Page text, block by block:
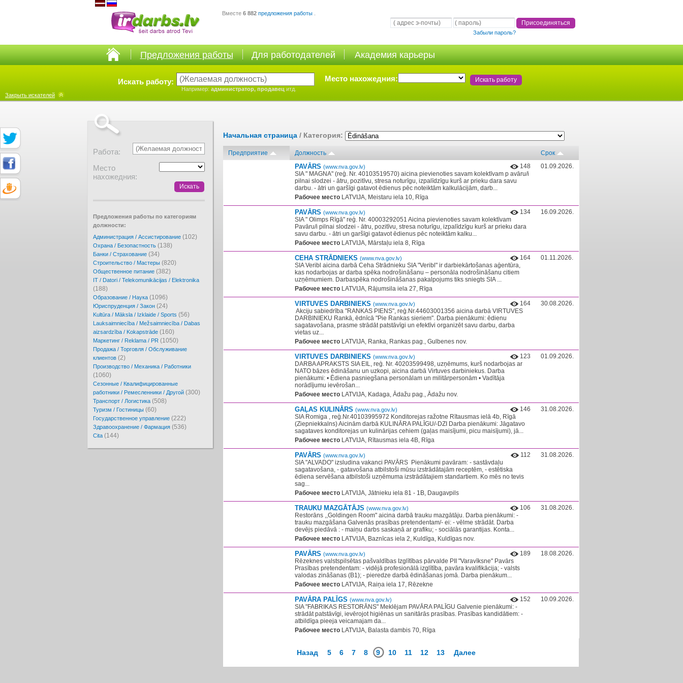
Вместе 6 882 предложения работы
Забыли пароль?
Предложения работы Для работодателей Академия карьеры
Искать работу:
Например: администратор, продавец итд.
Место нахожедния:
Закрыть искателей
Работа:
Место
нахожедния:
Предложения работы по категориям
должности:
Администрация / Ассистирование (102)
Охрана / Безопастность (138)
Банки / Страхование (34)
Cтроительство / Мастеры (820)
Oбщественное питание (382)
IT / Datori / Telekomunikācijas / Elektronika
(188)
Образование / Наука (1096)
Юриспруденция / Закон (24)
Kultūra / Māksla / Izklaide / Sports (56)
Lauksaimniecība / Mežsaimniecība / Dabas
aizsardzība / Kokapstrāde (160)
Маркетинг / Reklama / PR (1050)
Продажа / Торговля / Обслуживание
клиентов (2)
Производство / Механика / Работники
(1060)
Сезонные / Квалифицированные
работники / Ремесленники / Другой (300)
Транспорт / Логистика (508)
Туризм / Гостиницы (60)
Государственное управление (222)
Здравоохранение / Фармация (536)
Cita (144)
Начальная страница / Категория:
Предприятие Должность Срок
PAVĀRS (www.nva.gov.lv)
148
SIA " MAGNA" (reģ. Nr. 40103519570) aicina pievienoties savam kolektīvam p avāru/i
pilnai slodzei - ātru, pozitīvu, stresa noturīgu, izpalīdzīgu kurš ar prieku dara savu
darbu. - ātri un garšīgi gatavot ēdienus pēc noteiktām kalkulācijām, darb...
Рабочее место LATVIJA, Meistaru iela 10, Rīga
01.09.2026.
PAVĀRS (www.nva.gov.lv)
134
SIA " Olimps Rīgā" reģ. Nr. 40003292051 Aicina pievienoties savam kolektīvam
Pavāru/i pilnai slodzei - ātru, pozitīvu, stresa noturīgu, izpalīdzīgu kurš ar prieku dara
savu darbu. - ātri un garšīgi gatavot ēdienus pēc noteiktām kalku...
Рабочее место LATVIJA, Mārstaļu iela 8, Rīga
16.09.2026.
CEHA STRĀDNIEKS (www.nva.gov.lv)
164
SIA Veribl aicina darbā Ceha Strādnieku SIA "Veribl" ir darbiekārtošanas aģentūra,
kas nodarbojas ar darba spēka nodrošināšanu – personāla nodrošināšanu citiem
uzņēmumiem. Darbaspēka nodrošināšanas pakalpojums tiks sniegts SIA ...
Рабочее место LATVIJA, Rājumsila iela 27, Rīga
01.11.2026.
VIRTUVES DARBINIEKS (www.nva.gov.lv)
164
​ Akciju sabiedrība "RANKAS PIENS", reģ.Nr.44603001356 aicina darbā VIRTUVES
DARBINIEKU Rankā, ēdnīcā "Pie Rankas sieriem". Darba pienākumi: ēdienu
sagatavošana, prasme strādāt patstāvīgi un efektīvi organizēt savu darbu, darba
vietas uz...
Рабочее место LATVIJA, Ranka, Rankas pag., Gulbenes nov.
30.08.2026.
VIRTUVES DARBINIEKS (www.nva.gov.lv)
123
DARBA APRAKSTS SIA EIL, reģ. Nr. 40203599498, uzņēmums, kurš nodarbojas ar
NATO bāzes ēdināšanu un uzkopi, aicina darbā Virtuves darbiniekus. Darba
pienākumi: • Ēdiena pasniegšana personālam un militārpersonām • Vadītāja
norādījumu ievērošan...
Рабочее место LATVIJA, Kadaga, Ādažu pag., Ādažu nov.
01.09.2026.
GAĻAS KULINĀRS (www.nva.gov.lv)
146
SIA Romiga , reģ.Nr.40103995972 Konditorejas ražotne Rītausmas ielā 4b, Rīgā
(Ziepniekkalns) Aicinām darbā KULINĀRA PALĪGU/-DZI Darba pienākumi: Jāgatavo
sagataves konditorejas un kulinārijas cehiem (gaļas maisījumi, picu maisījumi), jā...
Рабочее место LATVIJA, Rītausmas iela 4B, Rīga
31.08.2026.
PAVĀRS (www.nva.gov.lv)
112
SIA "ALVADO" izsludina vakanci PAVĀRS​ ​ Pienākumi pavāram: - sastāvdaļu
sagatavošana, - gatavošana atbilstoši mūsu izstrādātajām receptēm, - estētiska
ēdiena servēšana atbilstoši uzņēmuma izstrādātajiem standartiem. Ko mēs no tevis
sag...
Рабочее место LATVIJA, Jātnieku iela 81 - 1B, Daugavpils
31.08.2026.
TRAUKU MAZGĀTĀJS (www.nva.gov.lv)
106
Restorāns ,,Goldingen Room" aicina darbā trauku mazgātāju. Darba pienākumi: -
trauku mazgāšana Galvenās prasības pretendentam/- ei: - vēlme strādāt. Darba
devējs piedāvā : - maiņu darbs saskaņā ar grafiku; - sociālās garantijas. Konta...
Рабочее место LATVIJA, Baznīcas iela 2, Kuldīga, Kuldīgas nov.
31.08.2026.
PAVĀRS (www.nva.gov.lv)
189
Rēzeknes valstspilsētas pašvaldības Izglītības pārvalde PII "Varavīksne" Pavārs
Prasības pretendentam: - vidējā profesionālā izglītība, pavāra kvalifikācija; - valsts
valodas zināšanas (B1); - pieredze darbā ēdināšanas jomā. Darba pienākum...
Рабочее место LATVIJA, Raiņa iela 17, Rēzekne
18.08.2026.
PAVĀRA PALĪGS (www.nva.gov.lv)
152
SIA "FABRIKAS RESTORĀNS" Meklējam PAVĀRA PALĪGU Galvenie pienākumi: -
strādāt patstāvīgi, ievērojot higiēnas un sanitārās prasības. Prasības kandidātiem: -
atbildīga pieeja veicamajam da...
Рабочее место LATVIJA, Balasta dambis 70, Rīga
10.09.2026.
Назад 5 6 7 8 9 10 11 12 13 Далее